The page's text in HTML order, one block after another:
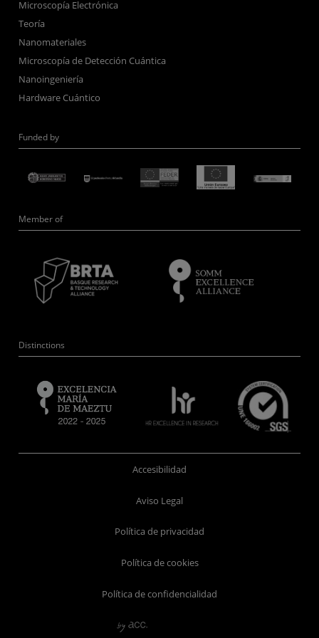
Microscopía Electrónica
Teoría
Nanomateriales
Microscopía de Detección Cuántica
Nanoingeniería
Hardware Cuántico
Funded by
Member of
Distinctions
Accesibilidad
Aviso Legal
Política de privacidad
Política de cookies
Política de confidencialidad